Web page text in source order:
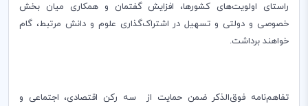
راستای اولویتهای کشورها، افزایش گفتمان و همکاری میان بخش
خصوصی و دولتی و تسهیل در اشتراک‌گذاری علوم و دانش مرتبط، گام
خواهند برداشت.
تفاهم‌نامه فوق‌الذکر ضمن حمایت از سه رکن اقتصادی، اجتماعی و